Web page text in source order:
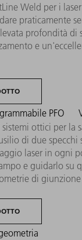
Weld per i
praticamente
profondità di
e
PFO
ottici per la
di due specchi
laser in ogni
e guidarlo su
di giunzione